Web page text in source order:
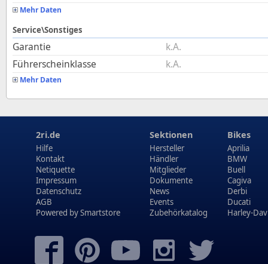
Mehr Daten
Service\Sonstiges
Garantie
k.A.
Führerscheinklasse
k.A.
Mehr Daten
2ri.de
Hilfe
Kontakt
Netiquette
Impressum
Datenschutz
AGB
Powered bySmartstore
Sektionen
Hersteller
Händler
Mitglieder
Dokumente
News
Events
Zubehörkatalog
Bikes
Aprilia
BMW
Buell
Cagiva
Derbi
Ducati
Harley-